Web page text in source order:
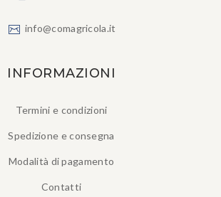
info@comagricola.it
INFORMAZIONI
Termini e condizioni
Spedizione e consegna
Modalità di pagamento
Contatti